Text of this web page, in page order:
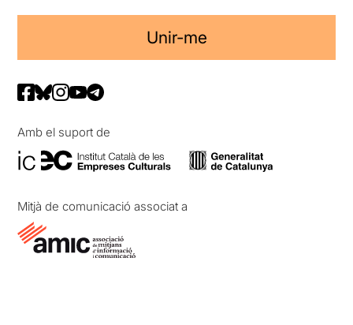
Unir-me
Amb el suport de
Mitjà de comunicació associat a